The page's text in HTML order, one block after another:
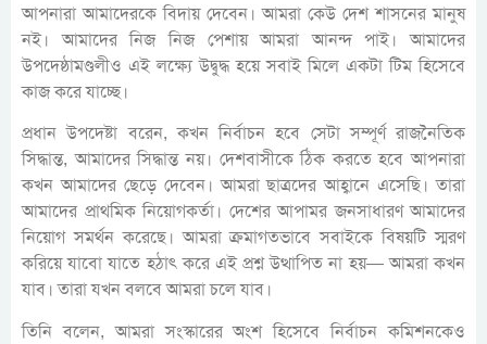
আপনারা আমাদেরকে বিদায় দেবেন। আমরা কেউ দেশ শাসনের মানুষ
নই। আমাদের নিজ নিজ পেশায় আমরা আনন্দ পাই। আমাদের
উপদেষ্ঠামণ্ডলীও এই লক্ষ্যে উদ্বুদ্ধ হয়ে সবাই মিলে একটা টিম হিসেবে
কাজ করে যাচ্ছে।
প্রধান উপদেষ্টা বরেন, কখন নির্বাচন হবে সেটা সম্পূর্ণ রাজনৈতিক
সিদ্ধান্ত, আমাদের সিদ্ধান্ত নয়। দেশবাসীকে ঠিক করতে হবে আপনারা
কখন আমাদের ছেড়ে দেবেন। আমরা ছাত্রদের আহ্বানে এসেছি। তারা
আমাদের প্রাথমিক নিয়োগকর্তা। দেশের আপামর জনসাধারণ আমাদের
নিয়োগ সমর্থন করেছে। আমরা ক্রমাগতভাবে সবাইকে বিষয়টি স্মরণ
করিয়ে যাবো যাতে হঠাৎ করে এই প্রশ্ন উত্থাপিত না হয়— আমরা কখন
যাব। তারা যখন বলবে আমরা চলে যাব।
তিনি বলেন, আমরা সংস্কারের অংশ হিসেবে নির্বাচন কমিশনকেও